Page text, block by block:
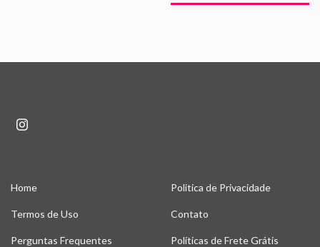
Home Politica de Privacidade
Termos de Uso Contato
Perguntas Frequentes Políticas de Frete Grátis